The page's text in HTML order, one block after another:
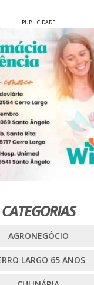
PUBLICIDADE
CATEGORIAS
AGRONEGÓCIO
LARGO 65 ANOS